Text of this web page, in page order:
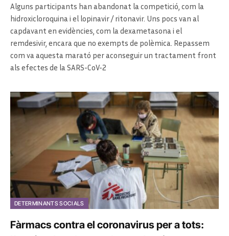
Alguns participants han abandonat la competició, com la
hidroxicloroquina i el lopinavir / ritonavir. Uns pocs van al
capdavant en evidències, com la dexametasona i el
remdesivir, encara que no exempts de polèmica. Repassem
com va aquesta marató per aconseguir un tractament front
als efectes de la SARS-CoV-2
DETERMINANTS SOCIALS
Fàrmacs contra el coronavirus per a tots: